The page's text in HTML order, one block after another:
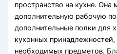
пространство на кухне. Она
дополнительную рабочую
дополнительные полки для
кухонных принадлежностей,
необходимых предметов.